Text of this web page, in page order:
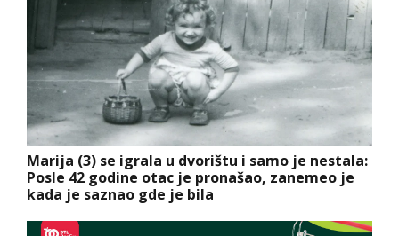
Marija (3) se igrala u dvorištu i samo je nestala:
Posle 42 godine otac je pronašao, zanemeo je
kada je saznao gde je bila